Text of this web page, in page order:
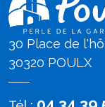
30 Place de
30320 POULX